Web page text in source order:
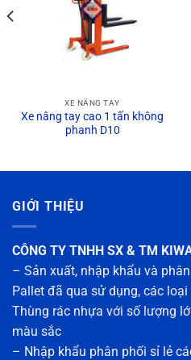
XE NÂNG TAY
Xe nâng tay cao 1 tấn không
phanh D10
GIỚI THIỆU
CÔNG TY TNHH SX & TM
– Sản xuất, nhập khẩu và
Pallet đã qua sử dụng, các
Thùng rác nhựa với số lượng
màu sắc
– Nhập khẩu phân phối sỉ lẻ